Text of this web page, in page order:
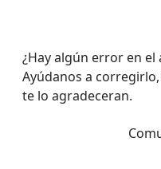
¿Hay algún error en el
Ayúdanos a
te lo agradeceran.